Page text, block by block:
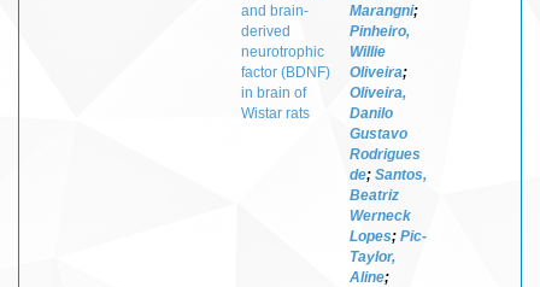
and brain-
derived
neurotrophic
factor (BDNF)
in brain of
Wistar rats
Marangni;
Pinheiro,
Willie
Oliveira;
Oliveira,
Danilo
Gustavo
Rodrigues
de; Santos,
Beatriz
Werneck
Lopes; Pic-
Taylor,
Aline;